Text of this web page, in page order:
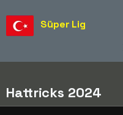
Süper Lig
Hattricks 2024